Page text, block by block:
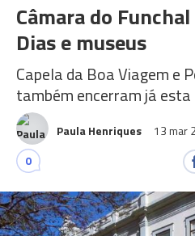
Câmara do
Dias e museus
Capela da Boa Viagem e
também encerram já
Paula Henriques 13 mar
0